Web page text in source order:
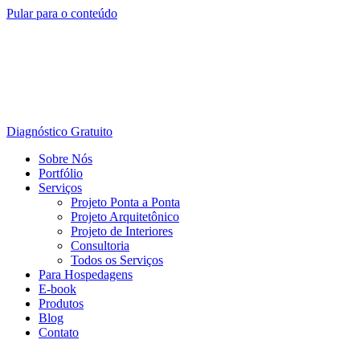
Pular para o conteúdo
Diagnóstico Gratuito
Sobre Nós
Portfólio
Serviços
Projeto Ponta a Ponta
Projeto Arquitetônico
Projeto de Interiores
Consultoria
Todos os Serviços
Para Hospedagens
E-book
Produtos
Blog
Contato